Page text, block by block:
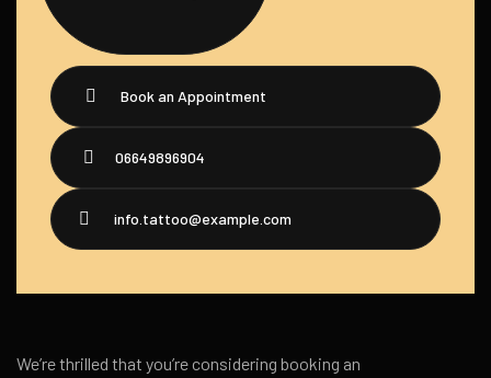
Book an Appointment
06649896904
info.tattoo@example.com
We’re thrilled that you’re considering booking an